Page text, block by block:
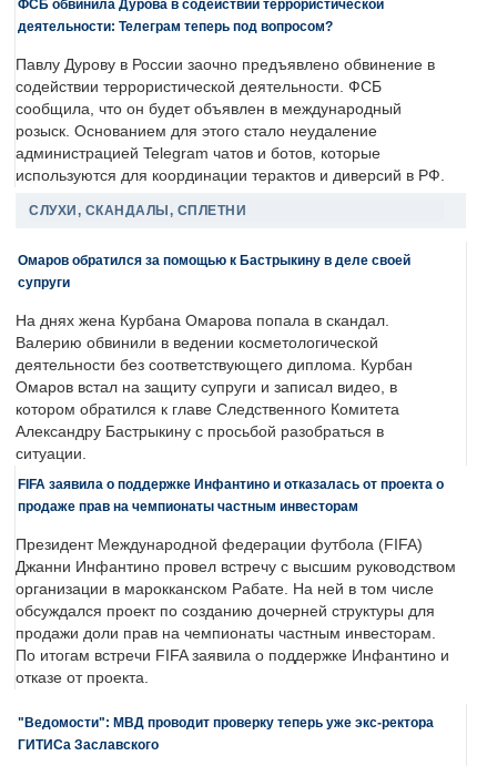
ФСБ обвинила Дурова в содействии террористической
деятельности: Телеграм теперь под вопросом?
Павлу Дурову в России заочно предъявлено обвинение в
содействии террористической деятельности. ФСБ
сообщила, что он будет объявлен в международный
розыск. Основанием для этого стало неудаление
администрацией Telegram чатов и ботов, которые
используются для координации терактов и диверсий в РФ.
СЛУХИ, СКАНДАЛЫ, СПЛЕТНИ
Омаров обратился за помощью к Бастрыкину в деле своей
супруги
На днях жена Курбана Омарова попала в скандал.
Валерию обвинили в ведении косметологической
деятельности без соответствующего диплома. Курбан
Омаров встал на защиту супруги и записал видео, в
котором обратился к главе Следственного Комитета
Александру Бастрыкину с просьбой разобраться в
ситуации.
FIFA заявила о поддержке Инфантино и отказалась от проекта о
продаже прав на чемпионаты частным инвесторам
Президент Международной федерации футбола (FIFA)
Джанни Инфантино провел встречу с высшим руководством
организации в марокканском Рабате. На ней в том числе
обсуждался проект по созданию дочерней структуры для
продажи доли прав на чемпионаты частным инвесторам.
По итогам встречи FIFA заявила о поддержке Инфантино и
отказе от проекта.
"Ведомости": МВД проводит проверку теперь уже экс-ректора
ГИТИСа Заславского